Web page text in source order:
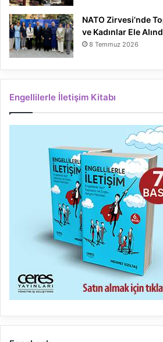
NATO Zirvesi’nde
ve Kadınlar Ele
8 Temmuz 2026
Engellilerle İletişim Kitabı